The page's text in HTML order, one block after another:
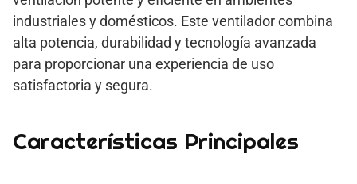
industriales y domésticos. Este ventilador combina
alta potencia, durabilidad y tecnología avanzada
para proporcionar una experiencia de uso
satisfactoria y segura.
Características Principales